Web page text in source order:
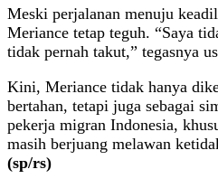
Meski perjalanan menuju
Meriance tetap teguh. “Saya
tidak pernah takut,” tegasnya
Kini, Meriance tidak hanya
bertahan, tetapi juga sebagai
pekerja migran Indonesia,
masih berjuang melawan
(sp/rs)